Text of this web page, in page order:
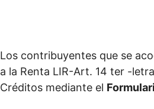
Los contribuyentes que se
a la Renta LIR-Art. 14 ter -
Créditos mediante el